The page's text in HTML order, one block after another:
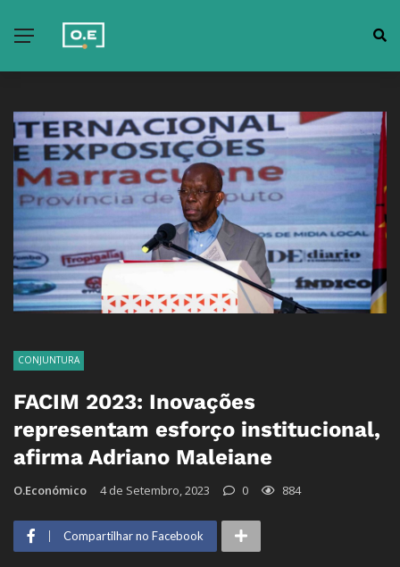
CONJUNTURA
FACIM 2023: Inovações
representam esforço institucional,
afirma Adriano Maleiane
O.Económico 4 de Setembro, 2023 0 884
Compartilhar no Facebook